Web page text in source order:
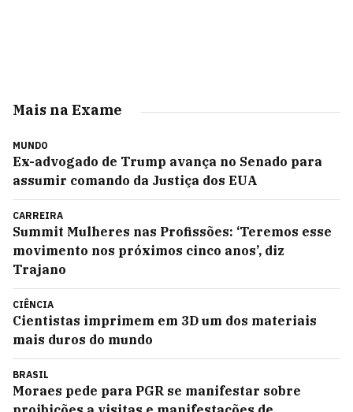
Mais na Exame
MUNDO
Ex-advogado de Trump avança no Senado para
assumir comando da Justiça dos EUA
CARREIRA
Summit Mulheres nas Profissões: ‘Teremos esse
movimento nos próximos cinco anos’, diz
Trajano
CIÊNCIA
Cientistas imprimem em 3D um dos materiais
mais duros do mundo
BRASIL
Moraes pede para PGR se manifestar sobre